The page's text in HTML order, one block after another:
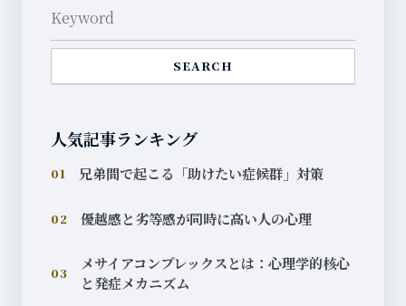
SEARCH
人気記事ランキング
01 兄弟間で起こる「助けたい症候群」対策
02 優越感と劣等感が同時に高い人の心理
03
メサイアコンプレックスとは：心理学的核心
と発症メカニズム